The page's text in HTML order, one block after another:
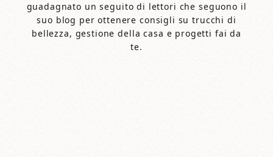
guadagnato un seguito di lettori che seguono il
suo blog per ottenere consigli su trucchi di
bellezza, gestione della casa e progetti fai da
te.